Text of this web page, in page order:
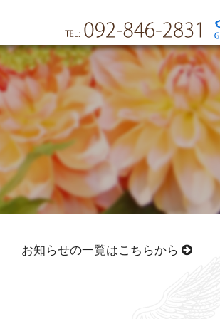
お知らせの一覧はこちらから